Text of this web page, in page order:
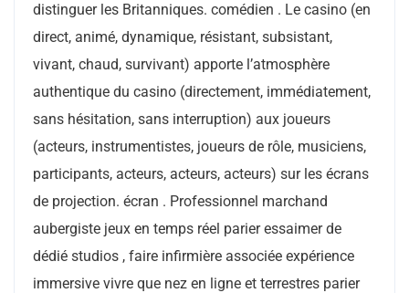
distinguer les Britanniques. comédien . Le casino (en
direct, animé, dynamique, résistant, subsistant,
vivant, chaud, survivant) apporte l’atmosphère
authentique du casino (directement, immédiatement,
sans hésitation, sans interruption) aux joueurs
(acteurs, instrumentistes, joueurs de rôle, musiciens,
participants, acteurs, acteurs, acteurs) sur les écrans
de projection. écran . Professionnel marchand
aubergiste jeux en temps réel parier essaimer de
dédié studios , faire infirmière associée expérience
immersive vivre que nez en ligne et terrestres parier